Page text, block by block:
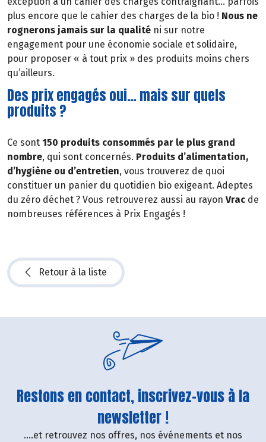
plus encore que le cahier des charges de la bio ! Nous ne
rognerons jamais sur la qualité ni sur notre
engagement pour une économie sociale et solidaire,
pour proposer « à tout prix » des produits moins chers
qu’ailleurs.
Des prix engagés oui… mais sur quels
produits ?
Ce sont 150 produits consommés par le plus grand
nombre, qui sont concernés. Produits d’alimentation,
d’hygiène ou d’entretien, vous trouverez de quoi
constituer un panier du quotidien bio exigeant. Adeptes
du zéro déchet ? Vous retrouverez aussi au rayon Vrac de
nombreuses références à Prix Engagés !
Retour à la liste
Restons en contact, inscrivez-vous à la
newsletter !
....et retrouvez nos offres, nos événements et nos